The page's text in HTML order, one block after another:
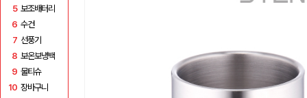
5 보조배터리
6 수건
7 선풍기
8 보온보냉백
9 물티슈
10 장바구니